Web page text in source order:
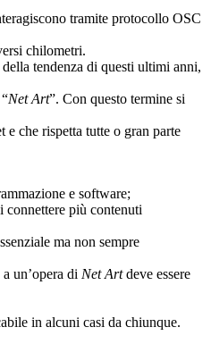
tramite protocollo OSC
chilometri.
tendenza di questi ultimi anni,
Net Art”. Con questo termine si
e che rispetta tutte o gran parte
e software;
connettere più contenuti
ma non sempre
un’opera di Net Artdeve essere
in alcuni casi da chiunque.